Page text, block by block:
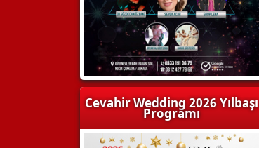
Cevahir Wedding 2026 Yılbaşı
Programı